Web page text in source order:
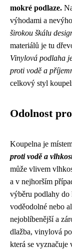
mokré podlaze.
výhodami a
širokou škálu
materiálů je tu
Vinylová podlaha
proti vodě a
celkový styl
Odolnost
Koupelna je
proti vodě a
může vlivem
a v nejhorším
výběru podlahy do
voděodolné nebo
nejoblíbenější a
dlažba, vinylová
která se vyznačuje